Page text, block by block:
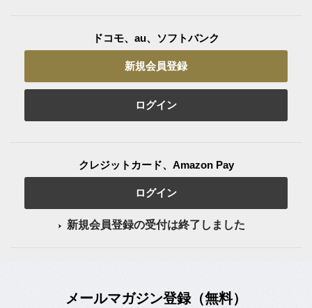
ドコモ、au、ソフトバンク
新規会員登録
ログイン
クレジットカード、Amazon Pay
ログイン
新規会員登録の受付は終了しました
メールマガジン登録（無料）